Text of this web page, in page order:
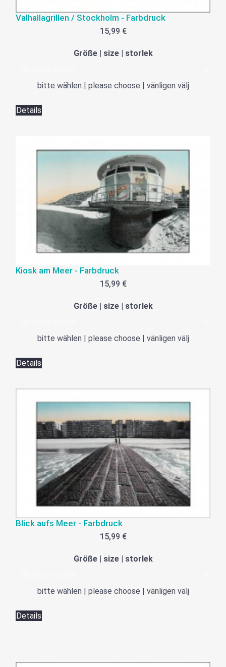
Valhallagrillen / Stockholm - Farbdruck
15,99 €
Größe | size | storlek
bitte wählen | please choose | vänligen välj
Details
Kiosk am Meer - Farbdruck
15,99 €
Größe | size | storlek
bitte wählen | please choose | vänligen välj
Details
Blick aufs Meer - Farbdruck
15,99 €
Größe | size | storlek
bitte wählen | please choose | vänligen välj
Details